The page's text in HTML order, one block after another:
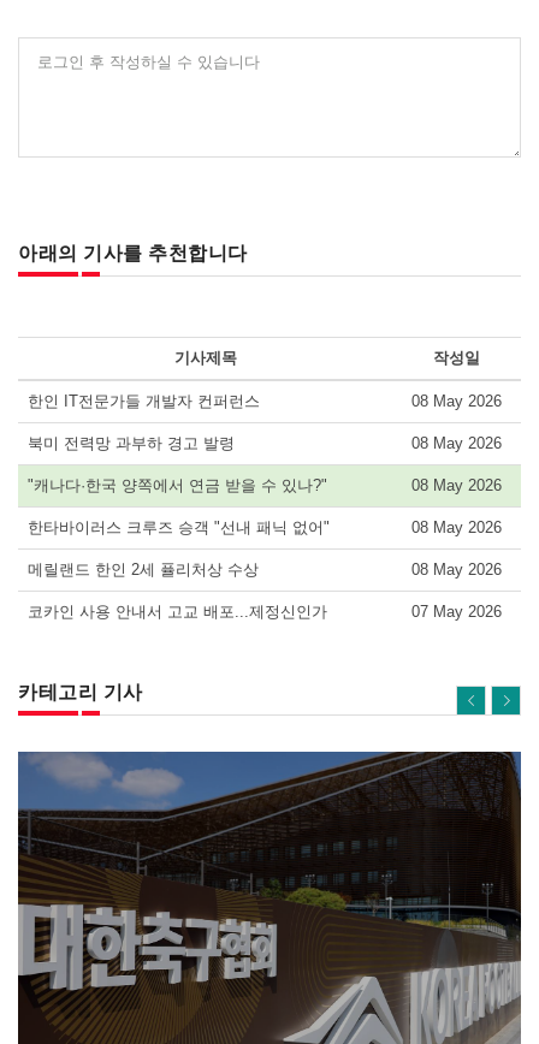
로그인 후 작성하실 수 있습니다
아래의 기사를 추천합니다
기사제목 작성일
한인 IT전문가들 개발자 컨퍼런스 08 May 2026
북미 전력망 과부하 경고 발령 08 May 2026
"캐나다·한국 양쪽에서 연금 받을 수 있나?" 08 May 2026
한타바이러스 크루즈 승객 "선내 패닉 없어" 08 May 2026
메릴랜드 한인 2세 퓰리처상 수상 08 May 2026
코카인 사용 안내서 고교 배포...제정신인가 07 May 2026
카테고리 기사